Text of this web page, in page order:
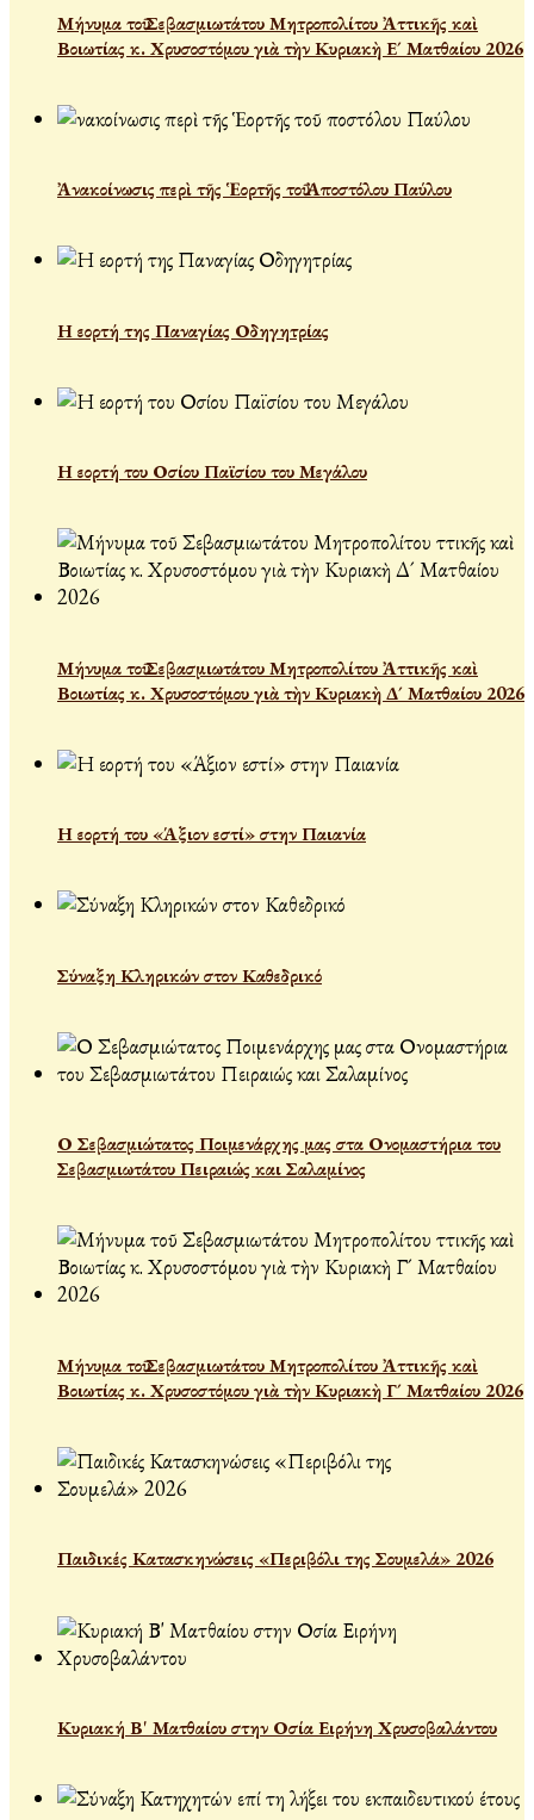
Μήνυμα τοῦ Σεβασμιωτάτου Μητροπολίτου Ἀττικῆς καὶ
Βοιωτίας κ. Χρυσοστόμου γιὰ τὴν Κυριακὴ Ε´ Ματθαίου 2026
Ἀνακοίνωσις περὶ τῆς Ἑορτῆς τοῦ Ἀποστόλου Παύλου
Η εορτή της Παναγίας Οδηγητρίας
Η εορτή του Οσίου Παϊσίου του Μεγάλου
Μήνυμα τοῦ Σεβασμιωτάτου Μητροπολίτου Ἀττικῆς καὶ
Βοιωτίας κ. Χρυσοστόμου γιὰ τὴν Κυριακὴ Δ´ Ματθαίου 2026
Η εορτή του «Άξιον εστί» στην Παιανία
Σύναξη Κληρικών στον Καθεδρικό
Ο Σεβασμιώτατος Ποιμενάρχης μας στα Ονομαστήρια του
Σεβασμιωτάτου Πειραιώς και Σαλαμίνος
Μήνυμα τοῦ Σεβασμιωτάτου Μητροπολίτου Ἀττικῆς καὶ
Βοιωτίας κ. Χρυσοστόμου γιὰ τὴν Κυριακὴ Γ´ Ματθαίου 2026
Παιδικές Κατασκηνώσεις «Περιβόλι της Σουμελά» 2026
Κυριακή Β' Ματθαίου στην Οσία Ειρήνη Χρυσοβαλάντου